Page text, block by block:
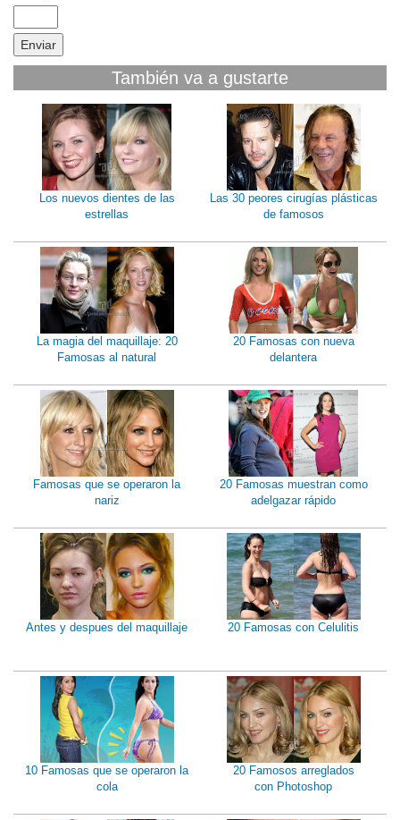
También va a gustarte
Los nuevos dientes de las
estrellas
Las 30 peores cirugías plásticas
de famosos
La magia del maquillaje: 20
Famosas al natural
20 Famosas con nueva
delantera
Famosas que se operaron la
nariz
20 Famosas muestran como
adelgazar rápido
Antes y despues del maquillaje 20 Famosas con Celulitis
10 Famosas que se operaron la
cola
20 Famosos arreglados
con Photoshop